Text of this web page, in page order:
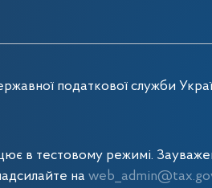
податкової служби
в тестовому режимі.
на